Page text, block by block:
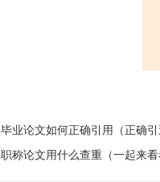
毕业论文如何正确引用（正确引
职称论文用什么查重（一起来看